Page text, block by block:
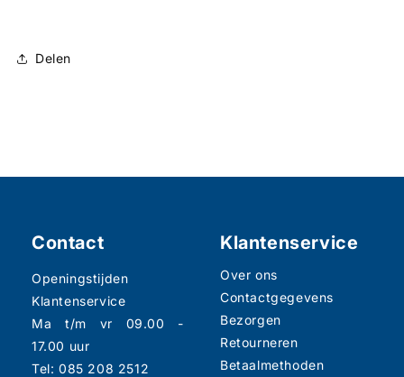
Delen
Contact
Openingstijden
Klantenservice
Ma t/m vr 09.00 -
17.00 uur
Tel: 085 208 2512
Klantenservice
Over ons
Contactgegevens
Bezorgen
Retourneren
Betaalmethoden